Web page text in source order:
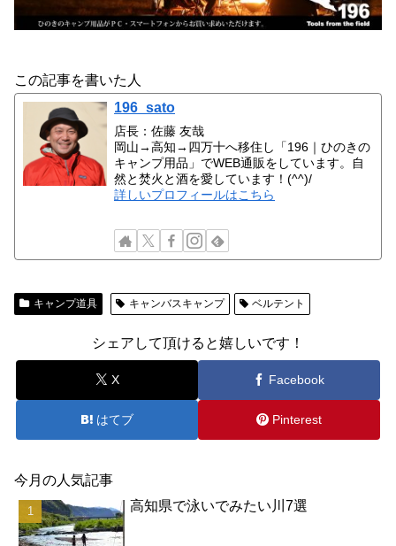
この記事を書いた人
196_sato
店長：佐藤 友哉
岡山→高知→四万十へ移住し「196｜ひのきの
キャンプ用品」でWEB通販をしています。自
然と焚火と酒を愛しています！(^^)/
詳しいプロフィールはこちら
キャンプ道具 キャンバスキャンプ ベルテント
シェアして頂けると嬉しいです！
X Facebook
はてブ Pinterest
今月の人気記事
高知県で泳いでみたい川7選